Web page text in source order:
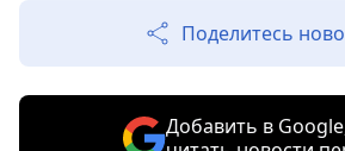
Поделитесь
Добавить в